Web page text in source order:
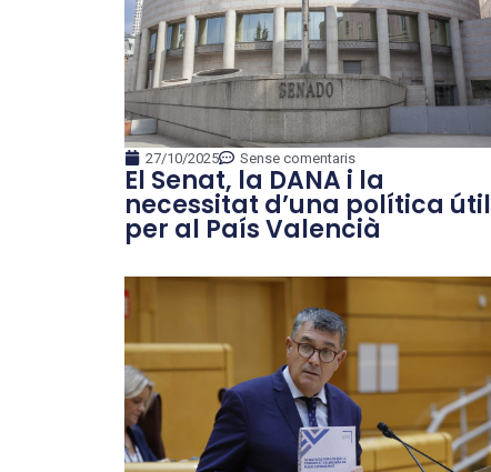
27/10/2025 Sense comentaris
El Senat, la DANA i la
necessitat d’una política útil
per al País Valencià